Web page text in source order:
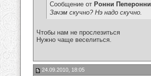
Сообщение от Ронни Пеперонни
Зачэм скучно? Нэ надо скучно.
Чтобы нам не прослезиться
Нужно чаще веселиться.
24.09.2010, 18:05